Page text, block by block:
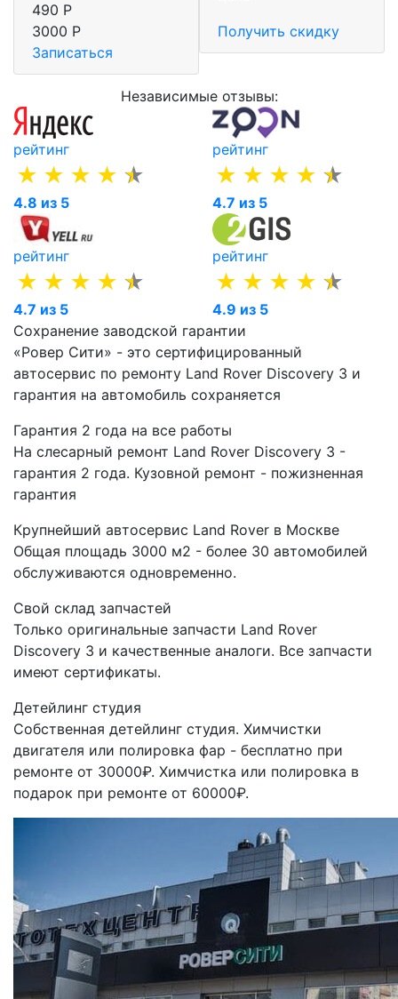
490 Р
3000 Р
Записаться
Получить скидку
Независимые отзывы:
рейтинг
4.8 из 5
рейтинг
4.7 из 5
рейтинг
4.7 из 5
рейтинг
4.9 из 5
Сохранение заводской гарантии
«Ровер Сити» - это сертифицированный
автосервис по ремонту Land Rover Discovery 3 и
гарантия на автомобиль сохраняется
Гарантия 2 года на все работы
На слесарный ремонт Land Rover Discovery 3 -
гарантия 2 года. Кузовной ремонт - пожизненная
гарантия
Крупнейший автосервис Land Rover в Москве
Общая площадь 3000 м2 - более 30 автомобилей
обслуживаются одновременно.
Свой склад запчастей
Только оригинальные запчасти Land Rover
Discovery 3 и качественные аналоги. Все запчасти
имеют сертификаты.
Детейлинг студия
Собственная детейлинг студия. Химчистки
двигателя или полировка фар - бесплатно при
ремонте от 30000₽. Химчистка или полировка в
подарок при ремонте от 60000₽.